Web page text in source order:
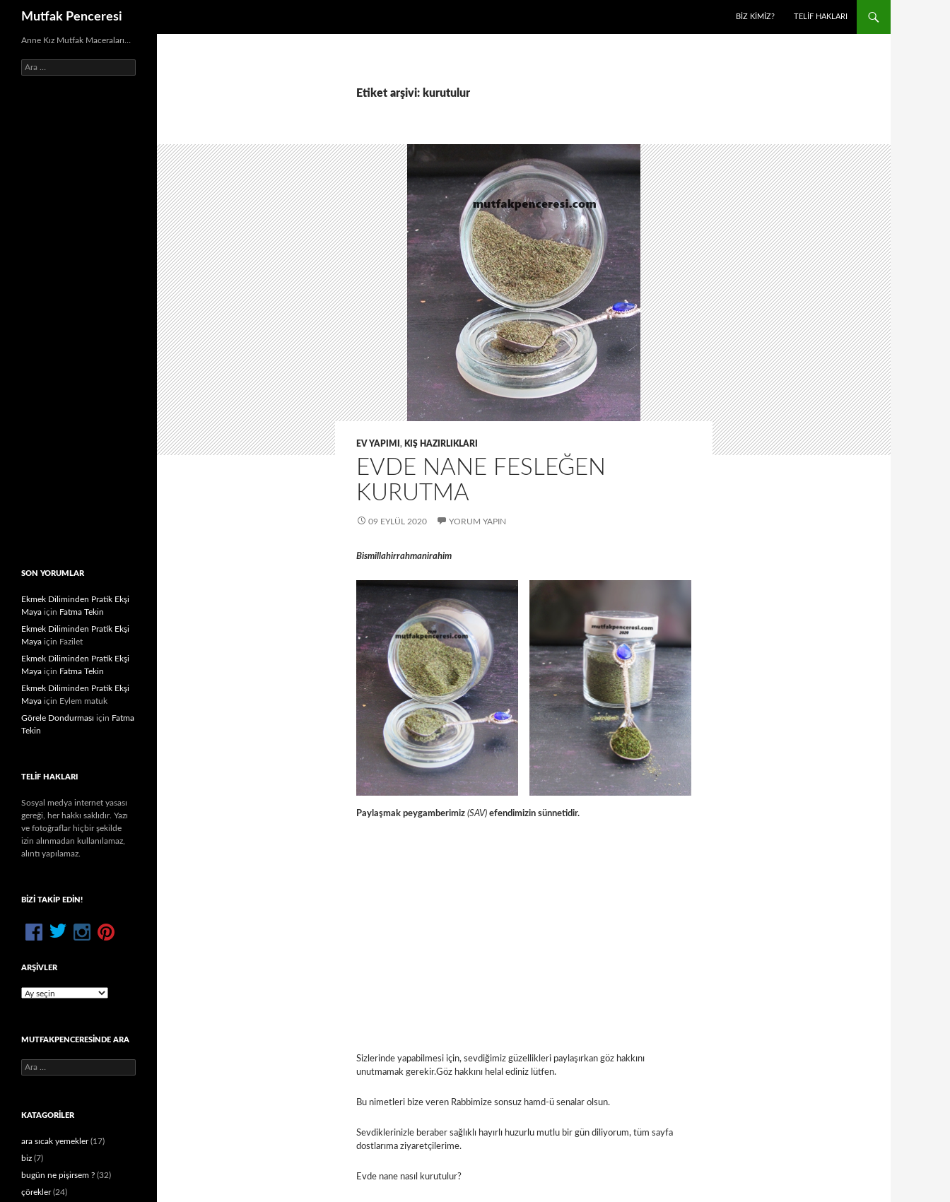
İçeriğe
Mutfak Penceresi BIZ KIMIZ? TELIF HAKLARI
Etiket arşivi: kurutulur
EV YAPIMI , KIŞ HAZIRLIKLARI
EVDE NANE FESLEĞEN
KURUTMA
09 EYLÜL 2020 YORUM YAPIN
Bismillahirrahmanirahim
Paylaşmak peygamberimiz (SAV) efendimizin sünnetidir.
Sizlerinde yapabilmesi için, sevdiğimiz güzellikleri paylaşırkan göz hakkını
unutmamak gerekir.Göz hakkını helal ediniz lütfen.
Bu nimetleri bize veren Rabbimize sonsuz hamd-ü senalar olsun.
Sevdiklerinizle beraber sağlıklı hayırlı huzurlu mutlu bir gün diliyorum, tüm sayfa
dostlarıma ziyaretçilerime.
Evde nane nasıl kurutulur?
Anne Kız Mutfak Maceraları…
Arama:
SON YORUMLAR
Ekmek Diliminden Pratik Ekşi
Maya için Fatma Tekin
Ekmek Diliminden Pratik Ekşi
Maya için Fazilet
Ekmek Diliminden Pratik Ekşi
Maya için Fatma Tekin
Ekmek Diliminden Pratik Ekşi
Maya için Eylem matuk
Görele Dondurması için Fatma
Tekin
TELIF HAKLARI
Sosyal medya internet yasası
gereği, her hakkı saklıdır. Yazı
ve fotoğraflar hiçbir şekilde
izin alınmadan kullanılamaz,
alıntı yapılamaz.
BIZI TAKIP EDIN!
ARŞIVLER
Arşivler
MUTFAKPENCERESINDE ARA
Arama:
KATAGORILER
ara sıcak yemekler(17)
biz (7)
bugün ne pişirsem ? (32)
çörekler(24)